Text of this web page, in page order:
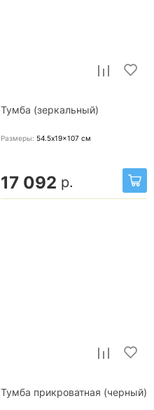
Тумба (зеркальный)
Размеры: 54.5x19x107 см
17 092 р.
Тумба прикроватная (черный)